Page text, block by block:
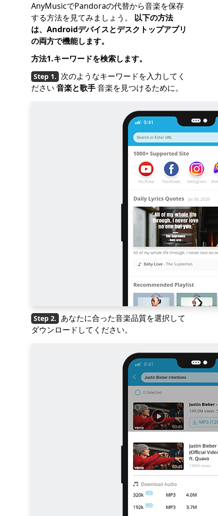
AnyMusicでPandoraの代替から音楽を保存
する方法を見てみましょう。 以下の方法
は、Androidデバイスとデスクトップアプリ
の両方で機能します。
方法1.キーワードを検索します。
次のようなキーワードを入力してく
ださい 音楽と歌手音楽を見つけるために。
あなたに合った音楽品質を選択して
ダウンロードしてください。